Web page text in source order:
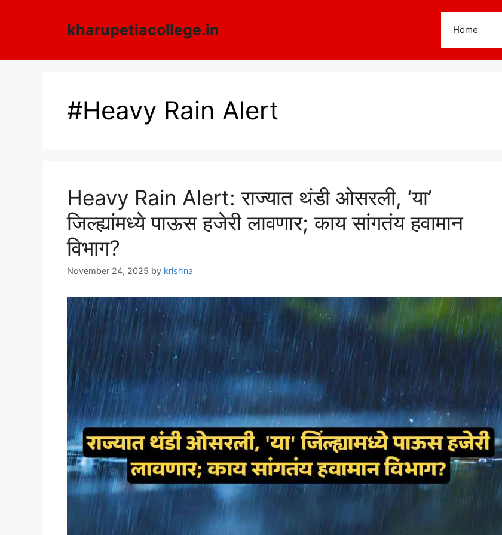
kharupetiacollege.in Home
#Heavy Rain Alert
Heavy Rain Alert: राज्यात थंडी ओसरली, ‘या’
जिल्ह्यांमध्ये पाऊस हजेरी लावणार; काय सांगतंय हवामान
विभाग?
November 24, 2025 by krishna